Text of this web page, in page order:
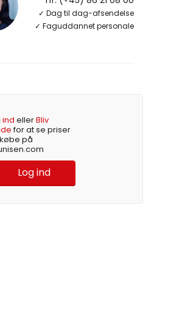
✓ Dag til dag-afsendelse
✓ Faguddannet personale
ind ellerBliv
for at se priser
på
Log ind